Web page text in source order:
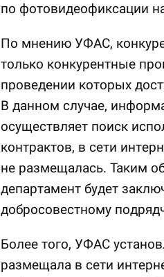
по фотовидеофиксации
По мнению УФАС,
только конкурентные
проведении которых
В данном случае,
осуществляет поиск
контрактов, в сети
не размещалась. Таким
департамент будет
добросовестному
Более того, УФАС
размещала в сети